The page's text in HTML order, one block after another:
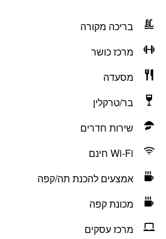
בריכה מקורה
מרכז כושר
מסעדה
בר/טרקלין
שירות חדרים
Wi-Fi חינם
אמצעים להכנת תה/קפה
מכונת קפה
מרכז עסקים